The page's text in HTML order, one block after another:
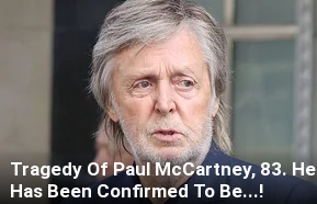
Tragedy Of Paul McCartney, 83. He
Has Been Confirmed To Be...!